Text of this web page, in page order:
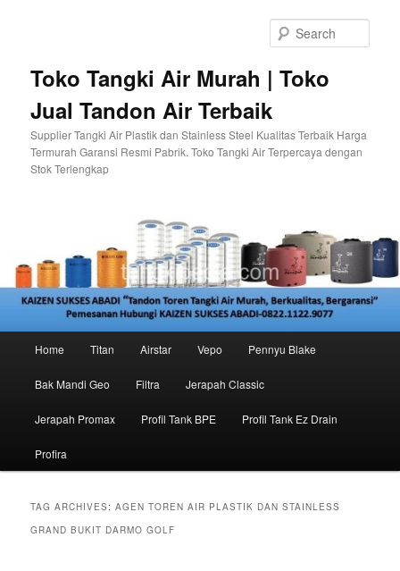
Toko Tangki Air Murah | Toko
Jual Tandon Air Terbaik
Supplier Tangki Air Plastik dan Stainless Steel Kualitas Terbaik Harga
Termurah Garansi Resmi Pabrik. Toko Tangki Air Terpercaya dengan
Stok Terlengkap
Home Titan Airstar Vepo Pennyu Blake
Bak Mandi Geo Filtra Jerapah Classic
Jerapah Promax Profil Tank BPE Profil Tank Ez Drain
Profira
TAG ARCHIVES:AGEN TOREN AIR PLASTIK DAN STAINLESS
GRAND BUKIT DARMO GOLF